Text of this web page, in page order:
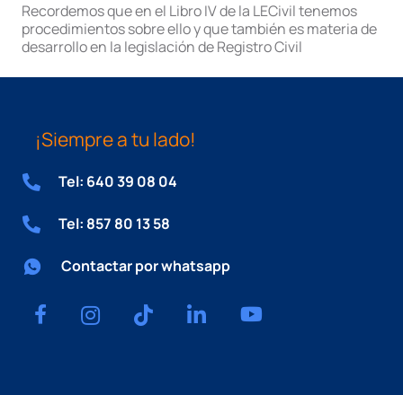
Recordemos que en el Libro IV de la LECivil tenemos
procedimientos sobre ello y que también es materia de
desarrollo en la legislación de Registro Civil
¡Siempre a tu lado!
Tel: 640 39 08 04
Tel: 857 80 13 58
Contactar por whatsapp